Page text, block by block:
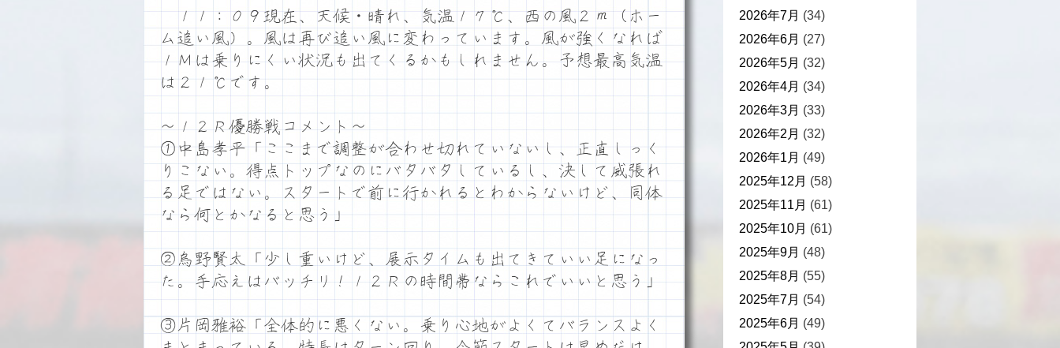
１１：０９現在、天候・晴れ、気温１７℃、西の風２ｍ（ホー
ム追い風）。風は再び追い風に変わっています。風が強くなれば
１Ｍは乗りにくい状況も出てくるかもしれません。予想最高気温
は２１℃です。
～１２Ｒ優勝戦コメント～
①中島孝平「ここまで調整が合わせ切れていないし、正直しっく
りこない。得点トップなのにバタバタしているし、決して威張れ
る足ではない。スタートで前に行かれるとわからないけど、同体
なら何とかなると思う」
②烏野賢太「少し重いけど、展示タイムも出てきていい足になっ
た。手応えはバッチリ！１２Ｒの時間帯ならこれでいいと思う」
③片岡雅裕「全体的に悪くない。乗り心地がよくてバランスよく
2026年7月 (34)
2026年6月 (27)
2026年5月 (32)
2026年4月 (34)
2026年3月 (33)
2026年2月 (32)
2026年1月 (49)
2025年12月 (58)
2025年11月 (61)
2025年10月 (61)
2025年9月 (48)
2025年8月 (55)
2025年7月 (54)
2025年6月 (49)